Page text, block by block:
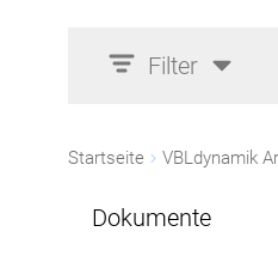
Filter
Startseite VBLdynamik
Dokumente